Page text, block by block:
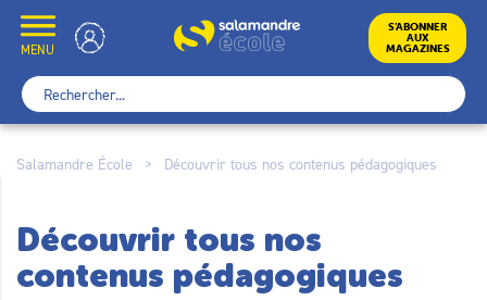
content
MENU
École S’ABONNER
AUX
MAGAZINES
Rechercher :
Salamandre École > Découvrir tous nos contenus pédagogiques
Découvrir tous nos
contenus pédagogiques